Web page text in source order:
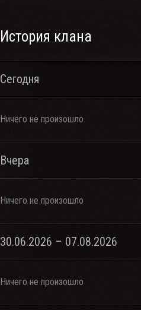
История клана
Сегодня
Ничего не произошло
Вчера
Ничего не произошло
30.06.2026 – 07.08.2026
Ничего не произошло